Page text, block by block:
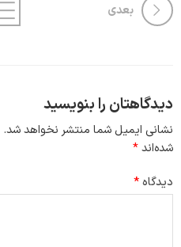
بعدی
دیدگاهتان را بنویسید
نشانی ایمیل شما منتشر نخواهد شد.
شده‌اند*
دیدگاه*